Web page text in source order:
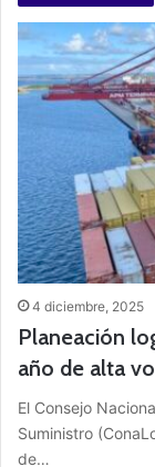
4 diciembre, 2025
Planeación
año de alta
El Consejo
Suministro
de…